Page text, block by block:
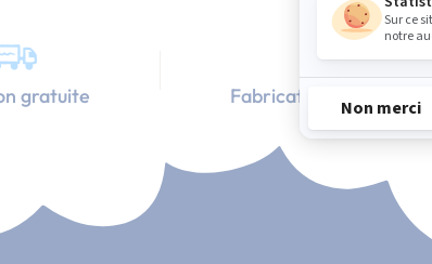
gratuite Fabrication Française